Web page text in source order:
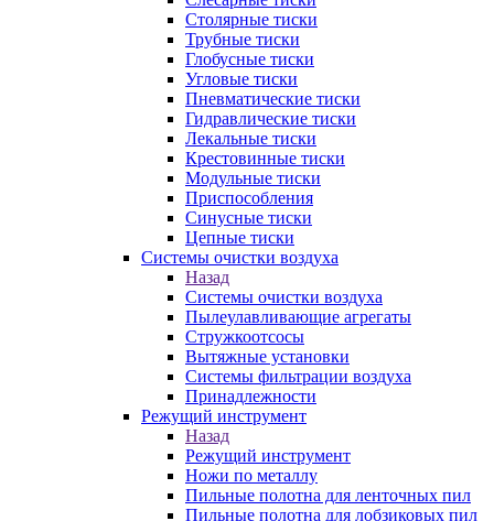
Столярные тиски
Трубные тиски
Глобусные тиски
Угловые тиски
Пневматические тиски
Гидравлические тиски
Лекальные тиски
Крестовинные тиски
Модульные тиски
Приспособления
Синусные тиски
Цепные тиски
Системы очистки воздуха
Назад
Системы очистки воздуха
Пылеулавливающие агрегаты
Стружкоотсосы
Вытяжные установки
Системы фильтрации воздуха
Принадлежности
Режущий инструмент
Назад
Режущий инструмент
Ножи по металлу
Пильные полотна для ленточных пил
Пильные полотна для лобзиковых пил